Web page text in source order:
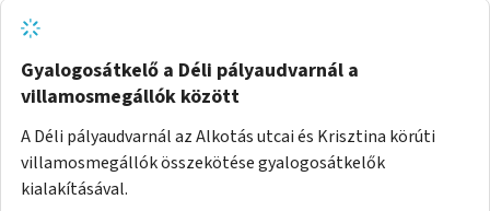
Gyalogosátkelő a Déli pályaudvarnál a
villamosmegállók között
A Déli pályaudvarnál az Alkotás utcai és Krisztina körúti
villamosmegállók összekötése gyalogosátkelők
kialakításával.